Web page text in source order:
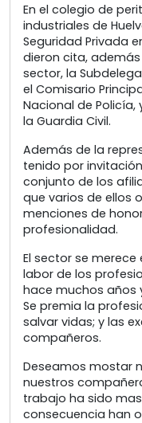
En el colegio de
industriales de
Seguridad Privada
dieron cita,
sector, la
el Comisario
Nacional de
la Guardia Civil.
Además de la
tenido por
conjunto de los
que varios de ellos
menciones de
profesionalidad.
El sector se
labor de los
hace muchos años
Se premia la
salvar vidas; y las
compañeros.
Deseamos mostar
nuestros
trabajo ha sido
consecuencia han